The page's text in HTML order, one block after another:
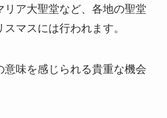
リア大聖堂など、各地の聖堂
マスには行われます。
意味を感じられる貴重な機会